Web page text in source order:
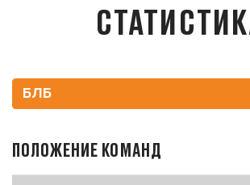
БЛБ
ПОЛОЖЕНИЕ КОМАНД